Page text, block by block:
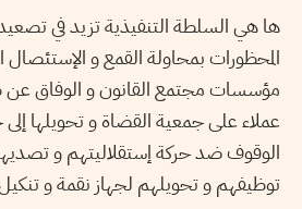
ها هي السلطة التنفيذية تزيد في
المحظورات بمحاولة القمع و الإستئصال
مؤسسات مجتمع القانون و الوفاق
عملاء على جمعية القضاة و تحويلها
الوقوف ضد حركة إستقلاليتهم و
توظيفهم و تحويلهم لجهاز نقمة و